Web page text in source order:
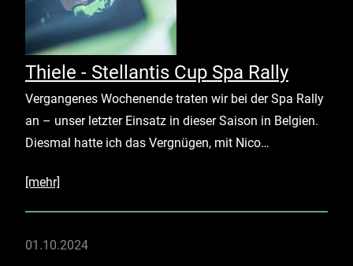
Thiele - Stellantis Cup Spa Rally
Vergangenes Wochenende traten wir bei der Spa Rally
an – unser letzter Einsatz in dieser Saison in Belgien.
Diesmal hatte ich das Vergnügen, mit Nico…
[mehr]
01.10.2024